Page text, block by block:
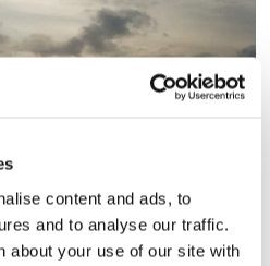
content and ads, to
and to analyse our traffic.
about your use of our site with
Fransén